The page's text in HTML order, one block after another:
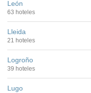
León
63 hoteles
Lleida
21 hoteles
Logroño
39 hoteles
Lugo